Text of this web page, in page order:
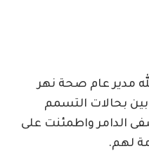
مدير عام صحة نهر
بحالات التسمم
الدامر واطمئنت على
لهم.